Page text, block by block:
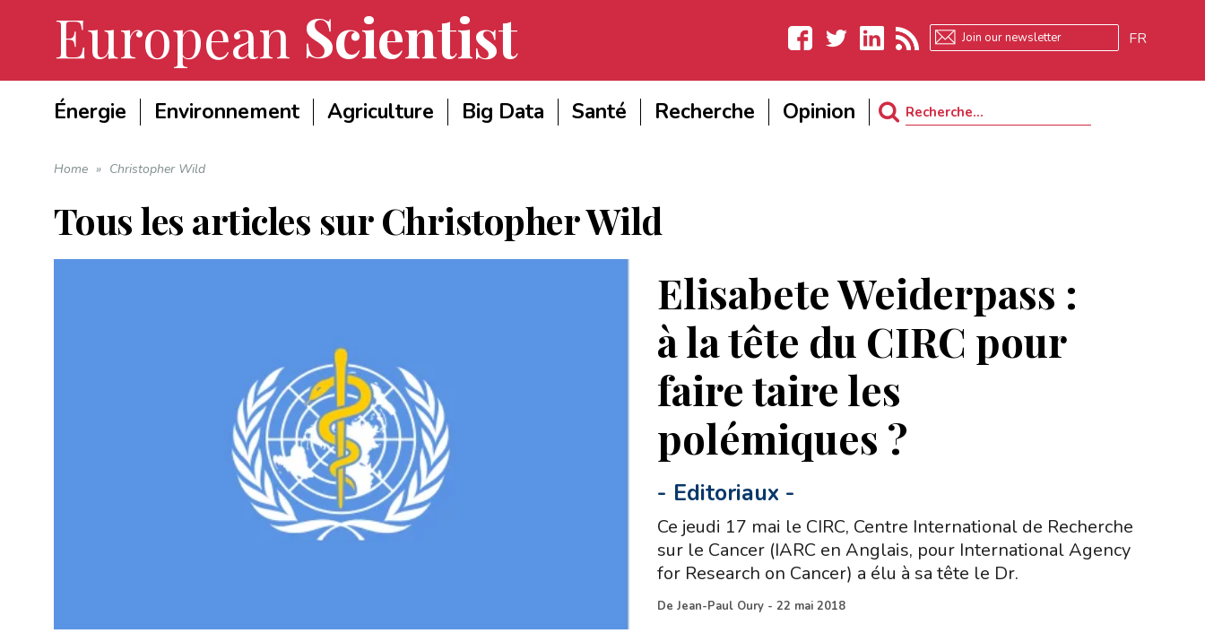
European Scientist
LinkedIn
FR
Énergie Environnement Agriculture Big Data Santé Recherche Opinion
Search
Home » Christopher Wild
Tous les articles surChristopher Wild
Elisabete Weiderpass :
à la tête du CIRC pour
faire taire les
polémiques ?
- Editoriaux -
Ce jeudi 17 mai le CIRC, Centre International de Recherche
sur le Cancer (IARC en Anglais, pour International Agency
for Research on Cancer) a élu à sa tête le Dr.
DeJean-Paul Oury -22 mai 2018